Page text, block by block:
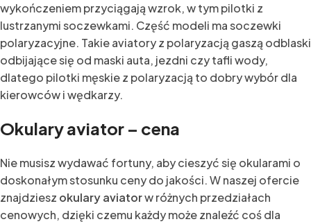
wykończeniem przyciągają wzrok, w tym pilotki z
lustrzanymi soczewkami. Część modeli ma soczewki
polaryzacyjne. Takie aviatory z polaryzacją gaszą odblaski
odbijające się od maski auta, jezdni czy tafli wody,
dlatego pilotki męskie z polaryzacją to dobry wybór dla
kierowców i wędkarzy.
Okulary aviator – cena
Nie musisz wydawać fortuny, aby cieszyć się okularami o
doskonałym stosunku ceny do jakości. W naszej ofercie
znajdziesz okulary aviatorw różnych przedziałach
cenowych, dzięki czemu każdy może znaleźć coś dla